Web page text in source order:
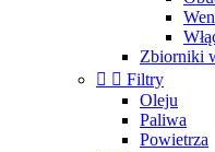
Zbiorniki
  Filtry
Oleju
Paliwa
Powietrza